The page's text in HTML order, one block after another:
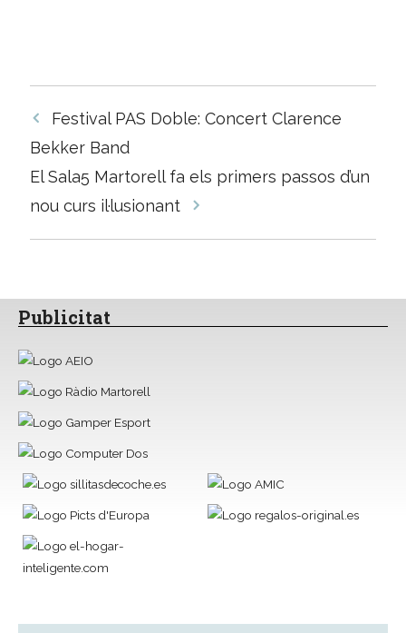
Navegació
per
les
entrades
Festival PAS Doble: Concert Clarence
Bekker Band
El Sala5 Martorell fa els primers passos d’un
nou curs il·lusionant
Publicitat